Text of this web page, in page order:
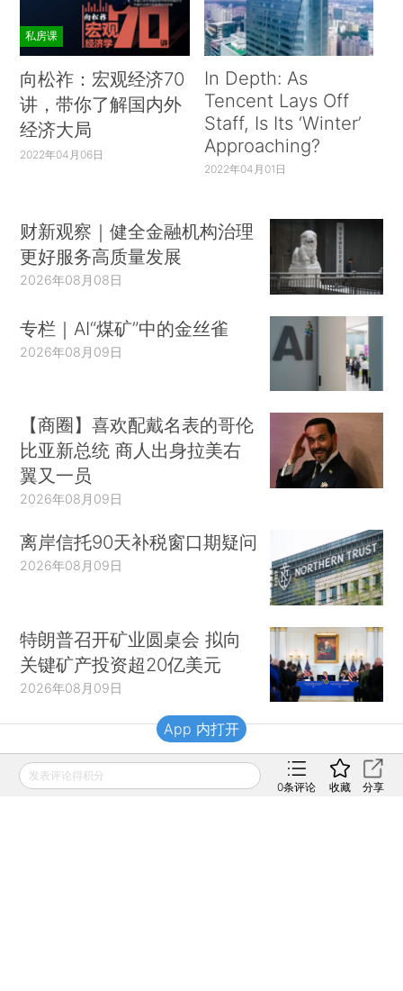
私房课
向松祚：宏观经济70
讲，带你了解国内外
经济大局
2022年04月06日
In Depth: As
Tencent Lays Off
Staff, Is Its ‘Winter’
Approaching?
2022年04月01日
财新观察｜健全金融机构治理
更好服务高质量发展
2026年08月08日
专栏｜AI“煤矿”中的金丝雀
2026年08月09日
【商圈】喜欢配戴名表的哥伦
比亚新总统 商人出身拉美右
翼又一员
2026年08月09日
离岸信托90天补税窗口期疑问
2026年08月09日
特朗普召开矿业圆桌会 拟向
关键矿产投资超20亿美元
2026年08月09日
财新移动
发表评论得积分
0条评论 收藏 分享
App 内打开